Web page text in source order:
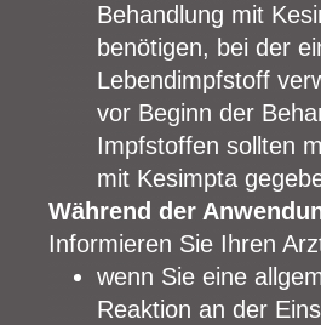
Behandlung mit
benötigen, bei der
Lebendimpfstoff
vor Beginn der
Impfstoffen sollten
mit Kesimpta
Während der
Informieren Sie Ihren
wenn Sie eine
Reaktion an der